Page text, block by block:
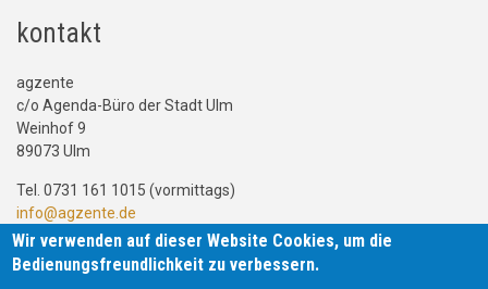
kontakt
agzente
c/o Agenda-Büro der Stadt Ulm
Weinhof 9
89073 Ulm
Tel. 0731 161 1015 (vormittags)
info@agzente.de
Wir verwenden auf dieser Website Cookies, um die
Bedienungsfreundlichkeit zu verbessern.